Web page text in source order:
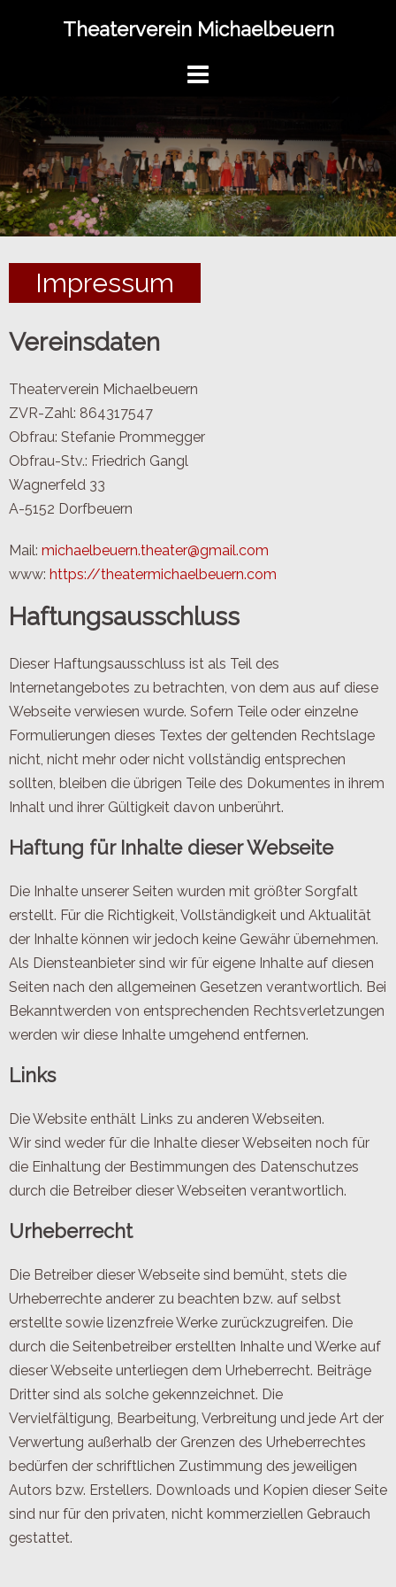
Theaterverein Michaelbeuern
Impressum
Vereinsdaten
Theaterverein Michaelbeuern
ZVR-Zahl: 864317547
Obfrau: Stefanie Prommegger
Obfrau-Stv.: Friedrich Gangl
Wagnerfeld 33
A-5152 Dorfbeuern
Mail: michaelbeuern.theater@gmail.com
www: https://theatermichaelbeuern.com
Haftungsausschluss
Dieser Haftungsausschluss ist als Teil des
Internetangebotes zu betrachten, von dem aus auf diese
Webseite verwiesen wurde. Sofern Teile oder einzelne
Formulierungen dieses Textes der geltenden Rechtslage
nicht, nicht mehr oder nicht vollständig entsprechen
sollten, bleiben die übrigen Teile des Dokumentes in ihrem
Inhalt und ihrer Gültigkeit davon unberührt.
Haftung für Inhalte dieser Webseite
Die Inhalte unserer Seiten wurden mit größter Sorgfalt
erstellt. Für die Richtigkeit, Vollständigkeit und Aktualität
der Inhalte können wir jedoch keine Gewähr übernehmen.
Als Diensteanbieter sind wir für eigene Inhalte auf diesen
Seiten nach den allgemeinen Gesetzen verantwortlich. Bei
Bekanntwerden von entsprechenden Rechtsverletzungen
werden wir diese Inhalte umgehend entfernen.
Links
Die Website enthält Links zu anderen Webseiten.
Wir sind weder für die Inhalte dieser Webseiten noch für
die Einhaltung der Bestimmungen des Datenschutzes
durch die Betreiber dieser Webseiten verantwortlich.
Urheberrecht
Die Betreiber dieser Webseite sind bemüht, stets die
Urheberrechte anderer zu beachten bzw. auf selbst
erstellte sowie lizenzfreie Werke zurückzugreifen. Die
durch die Seitenbetreiber erstellten Inhalte und Werke auf
dieser Webseite unterliegen dem Urheberrecht. Beiträge
Dritter sind als solche gekennzeichnet. Die
Vervielfältigung, Bearbeitung, Verbreitung und jede Art der
Verwertung außerhalb der Grenzen des Urheberrechtes
bedürfen der schriftlichen Zustimmung des jeweiligen
Autors bzw. Erstellers. Downloads und Kopien dieser Seite
sind nur für den privaten, nicht kommerziellen Gebrauch
gestattet.